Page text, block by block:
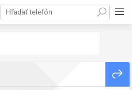
Hľadať telefón